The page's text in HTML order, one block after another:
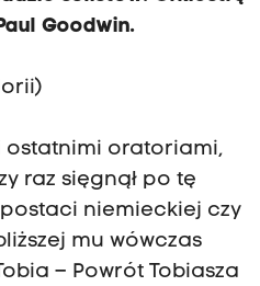
Goodwin.
ostatnimi oratoriami,
raz sięgnął po tę
niemieckiej czy
mu wówczas
– Powrót Tobiasza